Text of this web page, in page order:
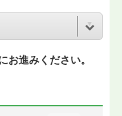
お進みください。